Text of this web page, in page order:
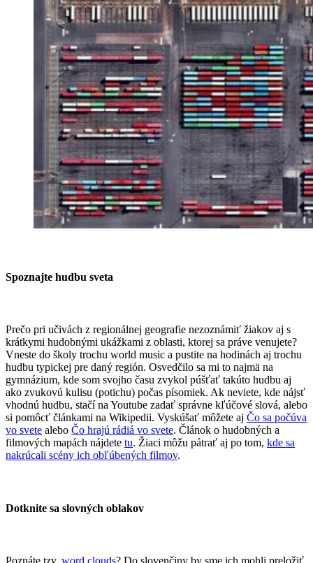
Spoznajte hudbu sveta
Prečo pri učivách z regionálnej geografie nezoznámiť žiakov aj s
krátkymi hudobnými ukážkami z oblasti, ktorej sa práve venujete?
Vneste do školy trochu world music a pustite na hodinách aj trochu
hudbu typickej pre daný región. Osvedčilo sa mi to najmä na
gymnázium, kde som svojho času zvykol púšťať takúto hudbu aj
ako zvukovú kulisu (potichu) počas písomiek. Ak neviete, kde nájsť
vhodnú hudbu, stačí na Youtube zadať správne kľúčové slová, alebo
si pomôcť článkami na Wikipedii. Vyskúšať môžete aj Čo sa počúva
vo svete alebo Čo hrajú rádiá vo svete. Článok o hudobných a
filmových mapách nájdete tu. Žiaci môžu pátrať aj po tom, kde sa
nakrúcali scény ich obľúbených filmov.
​Dotknite sa slovných oblakov
Poznáte tzv. word clouds? Do slovenčiny by sme ich mohli preložiť